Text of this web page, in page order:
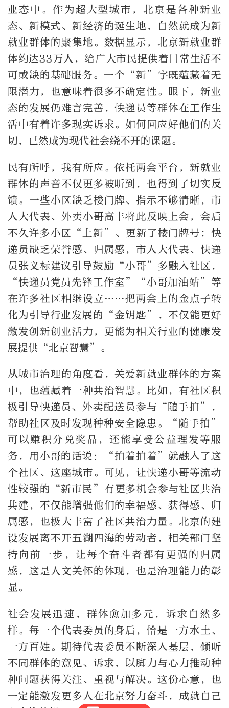
业态中。作为超大型城市，北京是各种新业
态、新模式、新经济的诞生地，自然就成为新
就业群体的聚集地。数据显示，北京新就业群
体约达33万人，给广大市民提供着日常生活不
可或缺的基础服务。一个“新”字既蕴藏着无
限潜力，也意味着很多不确定性。眼下，新业
态的发展仍难言完善，快递员等群体在工作生
活中有着许多现实诉求。如何回应好他们的关
切，已然成为现代社会绕不开的课题。
民有所呼，我有所应。依托两会平台，新就业
群体的声音不仅更多被听到，也得到了切实反
馈。一些小区缺乏楼门牌、指示不够清晰，市
人大代表、外卖小哥高丰将此反映上会，会后
不久许多小区“上新”、更新了楼门牌号；快
递员缺乏荣誉感、归属感，市人大代表、快递
员张义标建议引导鼓励“小哥”多融入社区，
“快递员党员先锋工作室”“小哥加油站”等
在许多社区相继设立……把两会上的金点子转
化为引导行业发展的“金钥匙”，不仅能更好
激发创新创业活力，更能为相关行业的健康发
展提供“北京智慧”。
从城市治理的角度看，关爱新就业群体的方案
中，也蕴藏着一种共治智慧。比如，有社区积
极引导快递员、外卖配送员参与“随手拍”，
帮助社区及时发现种种安全隐患。“随手拍”
可以赚积分兑奖品，还能享受公益理发等服
务，用小哥的话说：“拍着拍着”就融入了这
个社区、这座城市。可见，让快递小哥等流动
性较强的“新市民”有更多机会参与社区共治
共建，不仅能增强他们的幸福感、获得感、归
属感，也极大丰富了社区共治力量。北京的建
设发展离不开五湖四海的劳动者，相关部门坚
持向前一步，让每个奋斗者都有更强的归属
感，这是人文关怀的体现，也是治理能力的彰
显。
社会发展迅速，群体愈加多元，诉求自然多
样。每一个代表委员的身后，恰是一方水土、
一方百姓。期待代表委员不断深入基层，倾听
不同群体的意见、诉求，以脚力与心力推动种
种问题获得关注、重视与解决。这份心意，也
一定能激发更多人在北京努力奋斗，成就自己